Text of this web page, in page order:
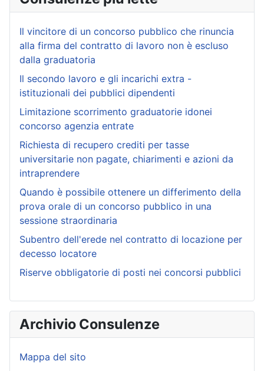
Il vincitore di un concorso pubblico che rinuncia
alla firma del contratto di lavoro non è escluso
dalla graduatoria
Il secondo lavoro e gli incarichi extra -
istituzionali dei pubblici dipendenti
Limitazione scorrimento graduatorie idonei
concorso agenzia entrate
Richiesta di recupero crediti per tasse
universitarie non pagate, chiarimenti e azioni da
intraprendere
Quando è possibile ottenere un differimento della
prova orale di un concorso pubblico in una
sessione straordinaria
Subentro dell'erede nel contratto di locazione per
decesso locatore
Riserve obbligatorie di posti nei concorsi pubblici
Archivio Consulenze
Mappa del sito